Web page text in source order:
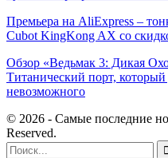
Премьера на AliExpress –
Cubot KingKong AX со
Обзор «Ведьмак 3: Дикая
Титанический порт, который
невозможного
© 2026 - Самые последние
Reserved.